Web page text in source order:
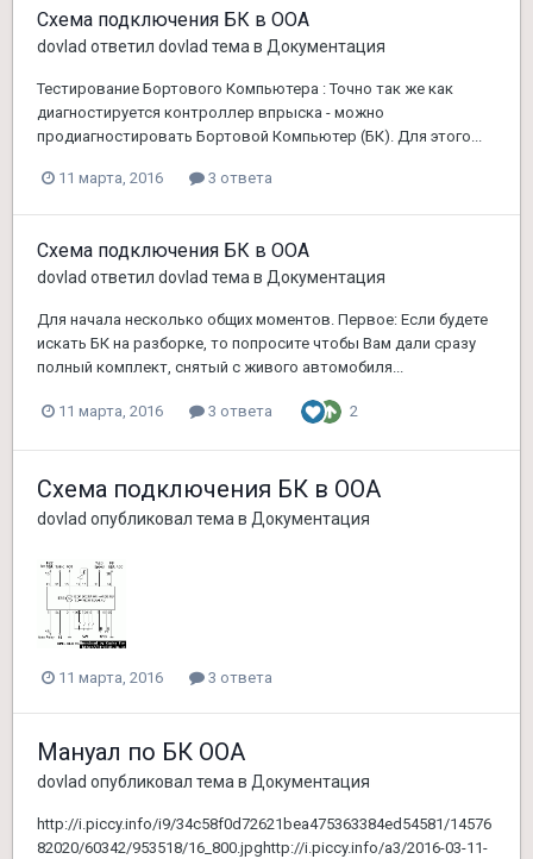
Схема подключения БК в ООА
dovlad ответил dovlad тема в Документация
Тестирование Бортового Компьютера : Точно так же как
диагностируется контроллер впрыска - можно
продиагностировать Бортовой Компьютер (БК). Для этого...
11 марта, 2016 3 ответа
Схема подключения БК в ООА
dovlad ответил dovlad тема в Документация
Для начала несколько общих моментов. Первое: Если будете
искать БК на разборке, то попросите чтобы Вам дали сразу
полный комплект, снятый с живого автомобиля...
11 марта, 2016 3 ответа 2
Схема подключения БК в ООА
dovlad опубликовал тема в Документация
11 марта, 2016 3 ответа
Мануал по БК ООА
dovlad опубликовал тема в Документация
http://i.piccy.info/i9/34c58f0d72621bea475363384ed54581/14576
82020/60342/953518/16_800.jpghttp://i.piccy.info/a3/2016-03-11-